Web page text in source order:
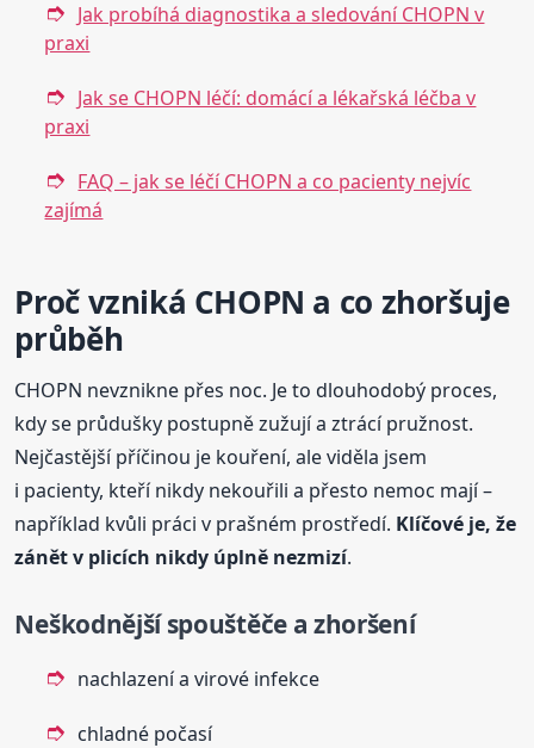
Jak probíhá diagnostika a sledování CHOPN v
praxi
Jak se CHOPN léčí: domácí a lékařská léčba v
praxi
FAQ – jak se léčí CHOPN a co pacienty nejvíc
zajímá
Proč vzniká CHOPN a co zhoršuje
průběh
CHOPN nevznikne přes noc. Je to dlouhodobý proces,
kdy se průdušky postupně zužují a ztrácí pružnost.
Nejčastější příčinou je kouření, ale viděla jsem
i pacienty, kteří nikdy nekouřili a přesto nemoc mají –
například kvůli práci v prašném prostředí. Klíčové je, že
zánět v plicích nikdy úplně nezmizí.
Neškodnější spouštěče a zhoršení
nachlazení a virové infekce
chladné počasí